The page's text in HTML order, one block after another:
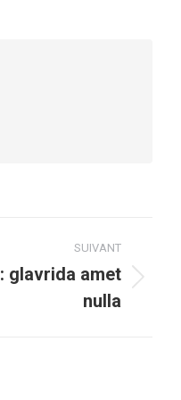
SUIVANT
glavrida amet
nulla